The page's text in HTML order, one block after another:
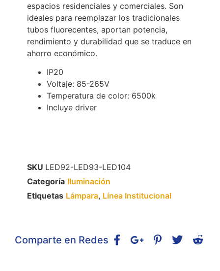
espacios residenciales y comerciales. Son
ideales para reemplazar los tradicionales
tubos fluorecentes, aportan potencia,
rendimiento y durabilidad que se traduce en
ahorro económico.
IP20
Voltaje: 85-265V
Temperatura de color: 6500k
Incluye driver
SKU LED92-LED93-LED104
Categoría Iluminación
Etiquetas Lámpara, Línea Institucional
Comparte en Redes